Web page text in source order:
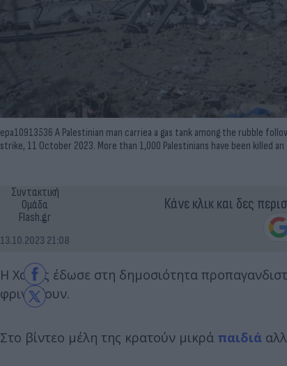
epa10913536 A Palestinian man carriea a gas tank among the rubble
strike, 11 October 2023. More than 1,000 Palestinians have been killed an
Συντακτική
Ομάδα
Flash.gr
13.10.2023 21:08
Κάνε κλικ και δες
Η Χαμάς έδωσε στη δημοσιότητα
φριντίζουν.
Στο βίντεο μέλη της κρατούν μικρά παιδιά